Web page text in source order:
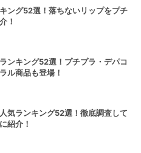
ング52選！落ちないリップをプチ
！
ンキング52選！プチプラ・デパコ
ル商品も登場！
気ランキング52選！徹底調査して
紹介！